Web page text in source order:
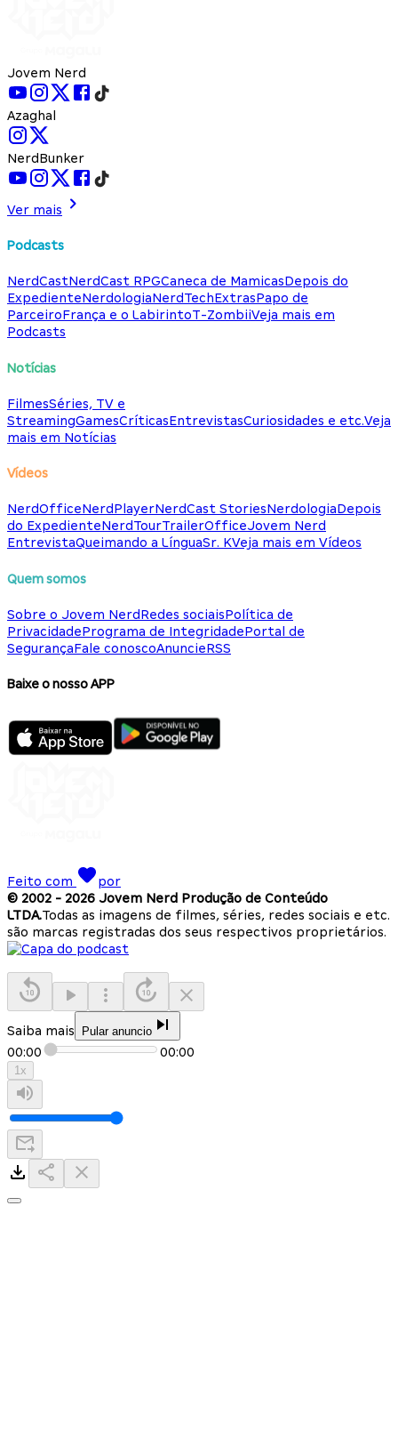
Jovem Nerd
Azaghal
NerdBunker
Ver mais
Podcasts
NerdCastNerdCast RPGCaneca de MamicasDepois do
ExpedienteNerdologiaNerdTechExtrasPapo de
ParceiroFrança e o LabirintoT-ZombiiVeja mais em
Podcasts
Notícias
FilmesSéries, TV e
StreamingGamesCríticasEntrevistasCuriosidades e etc.Veja
mais em Notícias
Vídeos
NerdOfficeNerdPlayerNerdCast StoriesNerdologiaDepois
do ExpedienteNerdTourTrailerOfficeJovem Nerd
EntrevistaQueimando a LínguaSr. KVeja mais em Vídeos
Quem somos
Sobre o Jovem NerdRedes sociaisPolítica de
PrivacidadePrograma de IntegridadePortal de
SegurançaFale conoscoAnuncieRSS
Baixe o nosso APP
Feito com
por
© 2002 - 2026 Jovem Nerd Produção de Conteúdo
LTDA.Todas as imagens de filmes, séries, redes sociais e etc.
são marcas registradas dos seus respectivos proprietários.
Saiba mais Pular anuncio
00:00 00:00
1x